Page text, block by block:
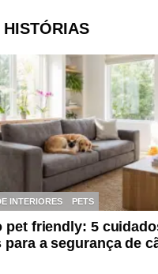
INTERIORES
PETS
pet friendly: 5
a segurança de